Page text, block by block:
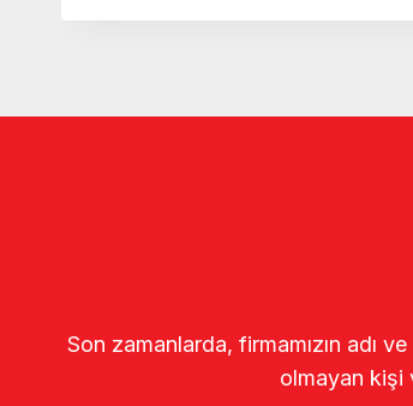
Son zamanlarda, firmamızın adı
olmayan kişi